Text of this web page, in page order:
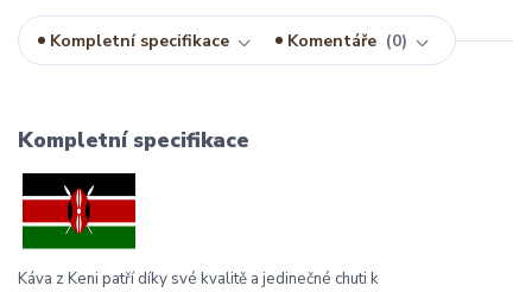
Kompletní specifikace Komentáře 0
Kompletní specifikace
Káva z Keni patří díky své kvalitě a jedinečné chuti k